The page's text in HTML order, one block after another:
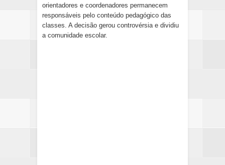
orientadores e coordenadores permanecem
responsáveis pelo conteúdo pedagógico das
classes. A decisão gerou controvérsia e dividiu
a comunidade escolar.